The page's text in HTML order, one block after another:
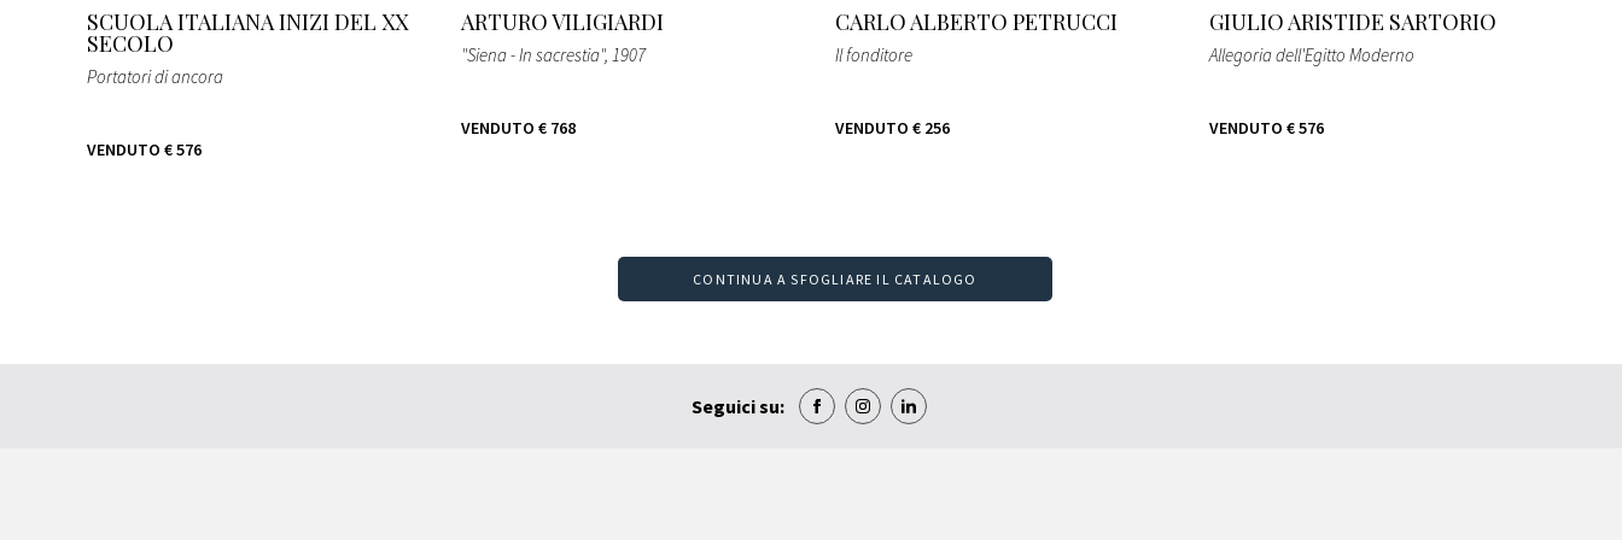
SCUOLA ITALIANA INIZI DEL XX
SECOLO
Portatori di ancora
VENDUTO € 576
ARTURO VILIGIARDI
"Siena - In sacrestia", 1907
VENDUTO € 768
CARLO ALBERTO PETRUCCI
Il fonditore
VENDUTO € 256
GIULIO ARISTIDE SARTORIO
Allegoria dell'Egitto Moderno
VENDUTO € 576
CONTINUA A SFOGLIARE IL CATALOGO
Seguici su: